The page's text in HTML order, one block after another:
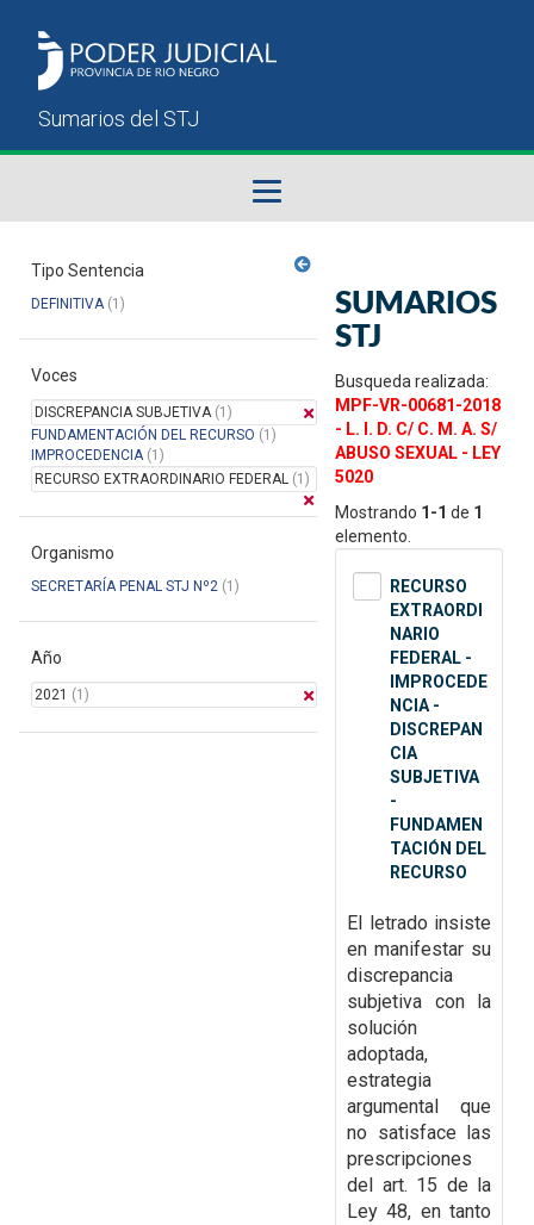
Sumarios del STJ
Manual del Usuario
Tipo Sentencia
DEFINITIVA(1)
Voces
DISCREPANCIA SUBJETIVA(1)
FUNDAMENTACIÓN DEL RECURSO (1)
IMPROCEDENCIA(1)
RECURSO EXTRAORDINARIO FEDERAL (1)
Organismo
SECRETARÍA PENAL STJ Nº2 (1)
Año
2021 (1)
SUMARIOS
STJ
Busqueda realizada:
MPF-VR-00681-2018
- L. I. D. C/ C. M. A. S/
ABUSO SEXUAL - LEY
5020
Mostrando 1-1 de 1
elemento.
RECURSO
EXTRAORDI
NARIO
FEDERAL -
IMPROCEDE
NCIA -
DISCREPAN
CIA
SUBJETIVA
-
FUNDAMEN
TACIÓN DEL
RECURSO
El letrado insiste
en manifestar su
discrepancia
subjetiva con la
solución
adoptada,
estrategia
argumental que
no satisface las
prescripciones
del art. 15 de la
Ley 48, en tanto